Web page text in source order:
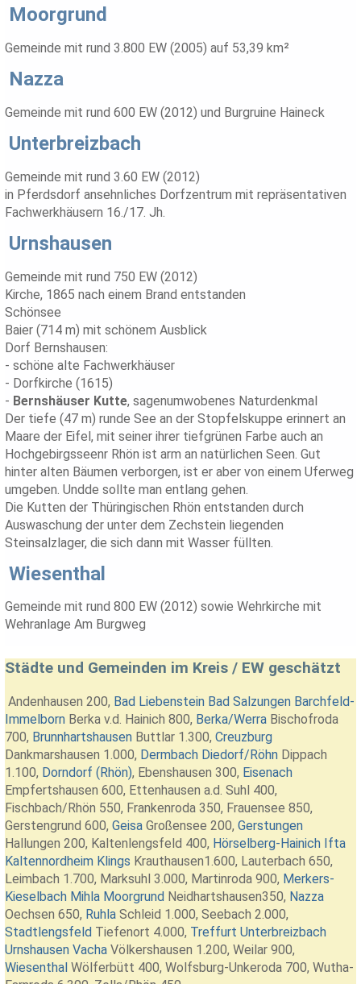
Moorgrund
Gemeinde mit rund 3.800 EW (2005) auf 53,39 km²
Nazza
Gemeinde mit rund 600 EW (2012) und Burgruine Haineck
Unterbreizbach
Gemeinde mit rund 3.60 EW (2012)
in Pferdsdorf ansehnliches Dorfzentrum mit repräsentativen
Fachwerkhäusern 16./17. Jh.
Urnshausen
Gemeinde mit rund 750 EW (2012)
Kirche, 1865 nach einem Brand entstanden
Schönsee
Baier (714 m) mit schönem Ausblick
Dorf Bernshausen:
- schöne alte Fachwerkhäuser
- Dorfkirche (1615)
- Bernshäuser Kutte, sagenumwobenes Naturdenkmal
Der tiefe (47 m) runde See an der Stopfelskuppe erinnert an
Maare der Eifel, mit seiner ihrer tiefgrünen Farbe auch an
Hochgebirgsseenr Rhön ist arm an natürlichen Seen. Gut
hinter alten Bäumen verborgen, ist er aber von einem Uferweg
umgeben. Undde sollte man entlang gehen.
Die Kutten der Thüringischen Rhön entstanden durch
Auswaschung der unter dem Zechstein liegenden
Steinsalzlager, die sich dann mit Wasser füllten.
Wiesenthal
Gemeinde mit rund 800 EW (2012) sowie Wehrkirche mit
Wehranlage Am Burgweg
Städte und Gemeinden im Kreis / EW geschätzt
Andenhausen 200, Bad Liebenstein Bad Salzungen Barchfeld-
Immelborn Berka v.d. Hainich 800, Berka/Werra Bischofroda
700, Brunnhartshausen Buttlar 1.300,Creuzburg
Dankmarshausen 1.000, Dermbach Diedorf/Röhn Dippach
1.100, Dorndorf (Rhön), Ebenshausen 300, Eisenach
Empfertshausen 600, Ettenhausen a.d. Suhl 400,
Fischbach/Rhön 550, Frankenroda 350, Frauensee 850,
Gerstengrund 600,Geisa Großensee 200,Gerstungen
Hallungen 200, Kaltenlengsfeld 400, Hörselberg-Hainich Ifta
Kaltennordheim Klings Krauthausen1.600, Lauterbach 650,
Leimbach 1.700, Marksuhl 3.000, Martinroda 900, Merkers-
Kieselbach Mihla Moorgrund Neidhartshausen350, Nazza
Oechsen 650, Ruhla Schleid 1.000,Seebach 2.000,
Stadtlengsfeld Tiefenort 4.000, Treffurt Unterbreizbach
Urnshausen Vacha Völkershausen 1.200,Weilar 900,
Wiesenthal Wölferbütt 400,Wolfsburg-Unkeroda 700,Wutha-